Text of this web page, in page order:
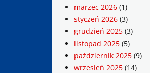
marzec 2026 (1)
styczeń 2026 (3)
grudzień 2025 (3)
listopad 2025 (5)
październik 2025 (9)
wrzesień 2025 (14)